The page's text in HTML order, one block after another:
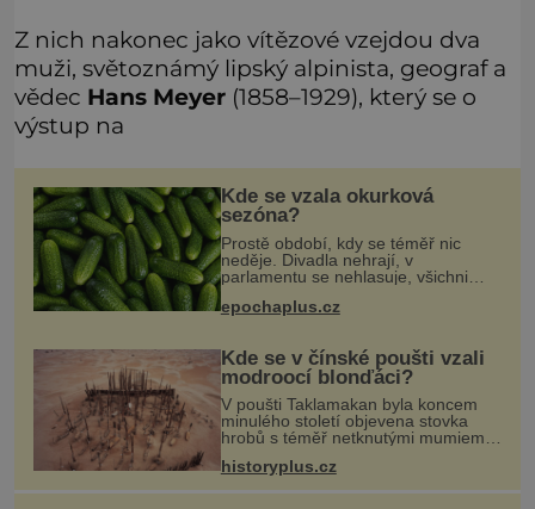
Z nich nakonec jako vítězové vzejdou dva
muži, světoznámý lipský alpinista, geograf a
vědec Hans Meyer (1858–1929), který se o
výstup na
Kde se vzala okurková
sezóna?
Prostě období, kdy se téměř nic
neděje. Divadla nehrají, v
parlamentu se nehlasuje, všichni
o čem mluvit a psát. A vymýšlejí si
epochaplus.cz
Kde se v čínské poušti vzali
modroocí blonďáci?
V poušti Taklamakan byla koncem
minulého století objevena stovka
hrobů s téměř netknutými mumiemi.
četnými milodary. Asi nejvíc přitom
vědce zaujal hrob tříměsíčn
historyplus.cz